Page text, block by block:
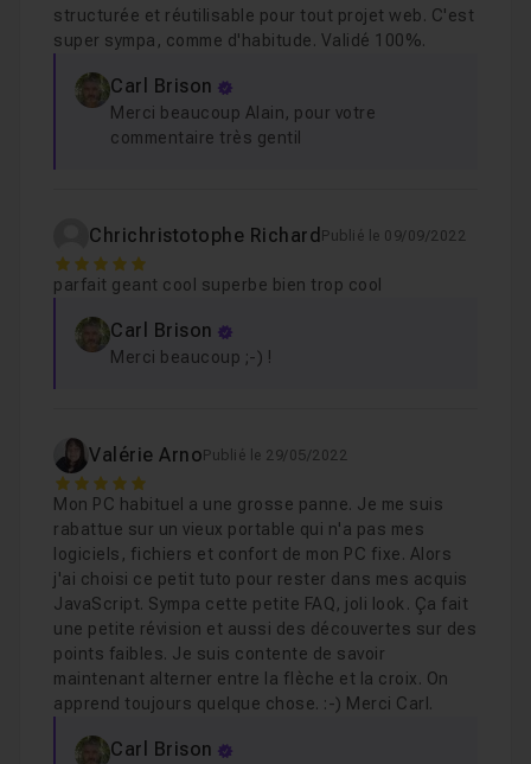
structurée et réutilisable pour tout projet web. C'est
super sympa, comme d'habitude. Validé 100%.
Carl Brison
Merci beaucoup Alain, pour votre
commentaire très gentil
Chrichristotophe Richard Publié le 09/09/2022
5
parfait geant cool superbe bien trop cool
Carl Brison
Merci beaucoup ;-) !
Valérie Arno Publié le 29/05/2022
5
Mon PC habituel a une grosse panne. Je me suis
rabattue sur un vieux portable qui n'a pas mes
logiciels, fichiers et confort de mon PC fixe. Alors
j'ai choisi ce petit tuto pour rester dans mes acquis
JavaScript. Sympa cette petite FAQ, joli look. Ça fait
une petite révision et aussi des découvertes sur des
points faibles. Je suis contente de savoir
maintenant alterner entre la flèche et la croix. On
apprend toujours quelque chose. :-) Merci Carl.
Carl Brison